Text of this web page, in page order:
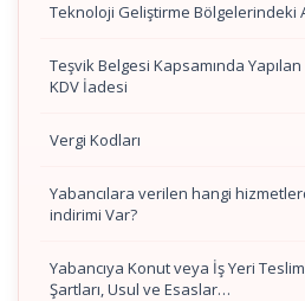
Teknoloji Geliştirme Bölgelerindeki
Teşvik Belgesi Kapsamında
KDV İadesi
Vergi Kodları
Yabancılara verilen hangi
indirimi Var?
Yabancıya Konut veya İş Yeri
Şartları, Usul ve Esaslar…